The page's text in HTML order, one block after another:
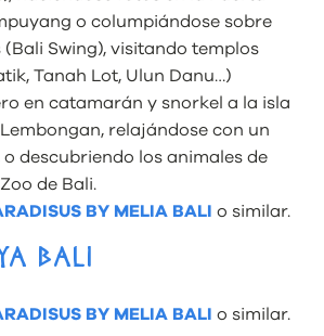
o columpiándose sobre
(Bali Swing), visitando templos
Tanah Lot, Ulun Danu…)
en catamarán y snorkel a la isla
relajándose con un
o descubriendo los animales de
de Bali.
BY MELIA BALI o similar.
BALI
BY MELIA BALI o similar.